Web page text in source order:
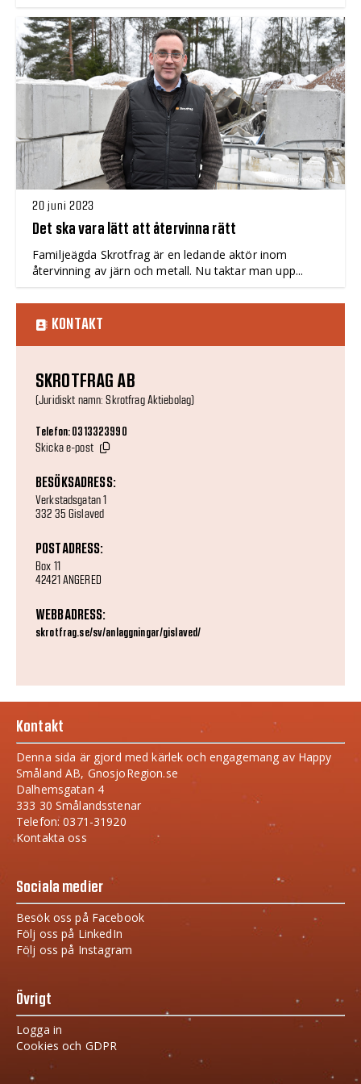
20 juni 2023
Det ska vara lätt att återvinna rätt
Familjeägda Skrotfrag är en ledande aktör inom
återvinning av järn och metall. Nu taktar man upp...
KONTAKT
SKROTFRAG AB
(Juridiskt namn: Skrotfrag Aktiebolag)
Telefon: 0313323990
Skicka e-post
BESÖKSADRESS:
Verkstadsgatan 1
332 35 Gislaved
POSTADRESS:
Box 11
42421 ANGERED
WEBBADRESS:
skrotfrag.se/sv/anlaggningar/gislaved/
Kontakt
Denna sida är gjord med kärlek och engagemang av Happy
Småland AB, GnosjoRegion.se
Dalhemsgatan 4
333 30 Smålandsstenar
Telefon: 0371-31920
Kontakta oss
Sociala medier
Besök oss på Facebook
Följ oss på LinkedIn
Följ oss på Instagram
Övrigt
Logga in
Cookies och GDPR